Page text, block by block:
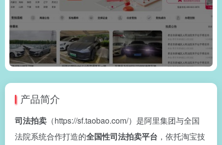
产品简介
司法拍卖 （https://sf.taobao.com/）是阿里集团与全国
法院系统合作打造的全国性司法拍卖平台 ，依托淘宝技